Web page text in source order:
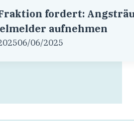
fordert:
aufnehmen
06/06/2025